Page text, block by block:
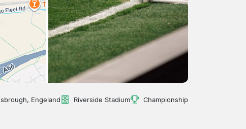
Engeland Riverside Stadium Championship